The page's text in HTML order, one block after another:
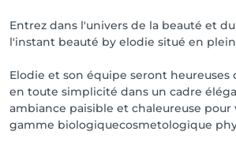
Entrez dans l'univers de la beauté et
l'instant beauté by elodie situé en
Elodie et son équipe seront heureuses
en toute simplicité dans un cadre
ambiance paisible et chaleureuse pour
gamme biologiquecosmetologique